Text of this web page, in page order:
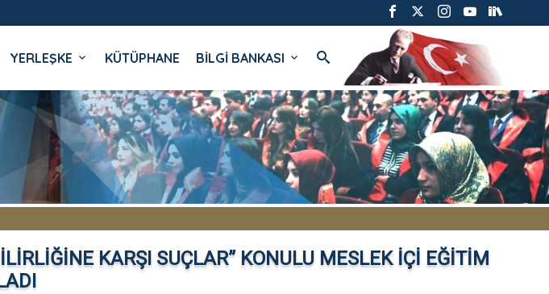
YERLEŞKE KÜTÜPHANE BİLGİ BANKASI
KARŞI SUÇLAR” KONULU MESLEK İÇİ EĞİTİM